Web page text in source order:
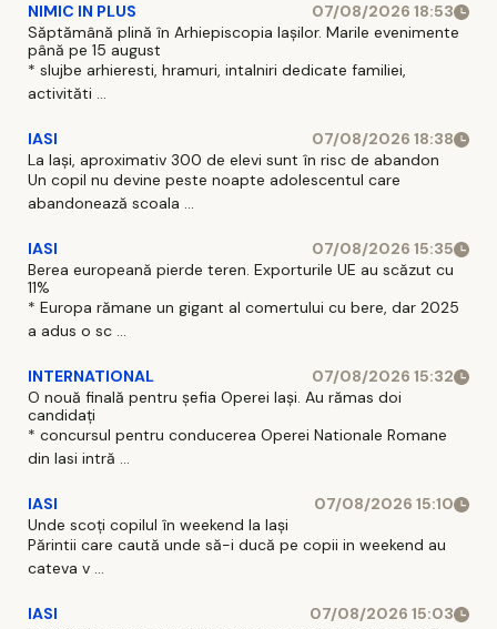
NIMIC IN PLUS
07/08/2026 18:53
Săptămână plină în Arhiepiscopia Iașilor. Marile evenimente
până pe 15 august
* slujbe arhieresti, hramuri, intalniri dedicate familiei,
activităti ...
IASI
07/08/2026 18:38
La Iași, aproximativ 300 de elevi sunt în risc de abandon
Un copil nu devine peste noapte adolescentul care
abandonează scoala ...
IASI
07/08/2026 15:35
Berea europeană pierde teren. Exporturile UE au scăzut cu
11%
* Europa rămane un gigant al comertului cu bere, dar 2025
a adus o sc ...
INTERNATIONAL
07/08/2026 15:32
O nouă finală pentru șefia Operei Iași. Au rămas doi
candidați
* concursul pentru conducerea Operei Nationale Romane
din Iasi intră ...
IASI
07/08/2026 15:10
Unde scoți copilul în weekend la Iași
Părintii care caută unde să-i ducă pe copii in weekend au
cateva v ...
IASI
07/08/2026 15:03